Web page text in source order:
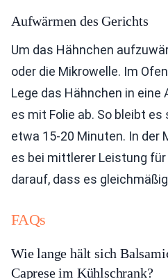
Aufwärmen des Gerichts
Um das Hähnchen
oder die Mikrowelle. Im
Lege das Hähnchen in
es mit Folie ab. So bleibt
etwa 15-20 Minuten. In der
es bei mittlerer Leistung
darauf, dass es
FAQs
Wie lange hält sich
Caprese im Kühlschrank?